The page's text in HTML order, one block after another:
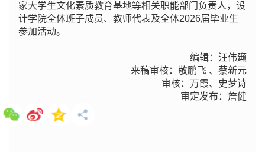
家大学生文化素质教育基地等相关职能部门负责人，设
计学院全体班子成员、教师代表及全体2026届毕业生
参加活动。
编辑：汪伟颋
来稿审核：敬鹏飞 、蔡新元
审核：万霞、史梦诗
审定发布：詹健